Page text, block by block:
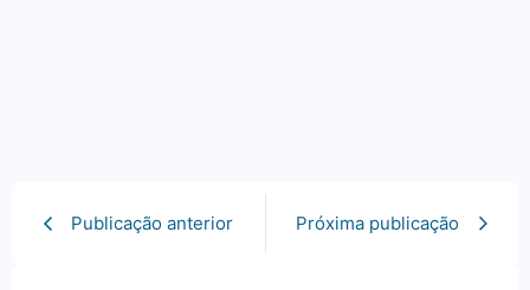
Publicação anterior Próxima publicação